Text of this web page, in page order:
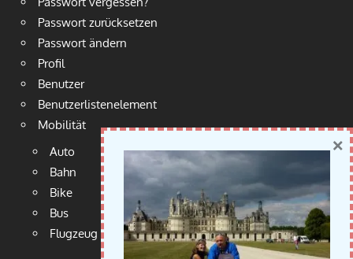
Passwort zurücksetzen
Passwort ändern
Profil
Benutzer
Benutzerlistenelement
Mobilität
Auto
Bahn
Bike
Bus
Flugzeug
×